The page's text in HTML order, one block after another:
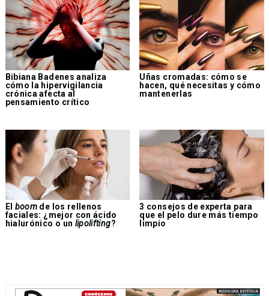
Bibiana Badenes analiza
cómo la hipervigilancia
crónica afecta al
pensamiento crítico
Uñas cromadas: cómo se
hacen, qué necesitas y cómo
mantenerlas
El boom de los rellenos
faciales: ¿mejor con ácido
hialurónico o un lipolifting?
3 consejos de experta para
que el pelo dure más tiempo
limpio